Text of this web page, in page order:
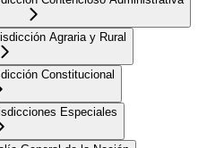
Agraria y Rural
Constitucional
Especiales